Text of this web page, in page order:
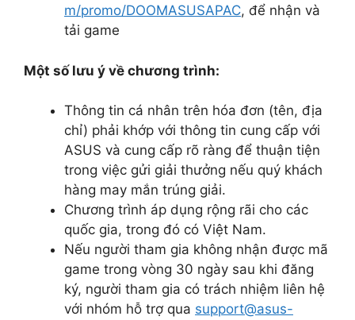
m/promo/DOOMASUSAPAC, để nhận và
tải game
Một số lưu ý về chương trình:
Thông tin cá nhân trên hóa đơn (tên, địa
chỉ) phải khớp với thông tin cung cấp với
ASUS và cung cấp rõ ràng để thuận tiện
trong việc gửi giải thưởng nếu quý khách
hàng may mắn trúng giải.
Chương trình áp dụng rộng rãi cho các
quốc gia, trong đó có Việt Nam.
Nếu người tham gia không nhận được mã
game trong vòng 30 ngày sau khi đăng
ký, người tham gia có trách nhiệm liên hệ
với nhóm hỗ trợ qua support@asus-